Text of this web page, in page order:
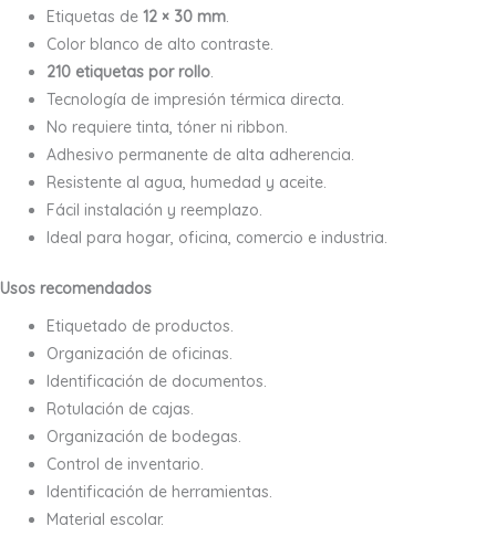
Etiquetas de 12 × 30 mm.
Color blanco de alto contraste.
210 etiquetas por rollo.
Tecnología de impresión térmica directa.
No requiere tinta, tóner ni ribbon.
Adhesivo permanente de alta adherencia.
Resistente al agua, humedad y aceite.
Fácil instalación y reemplazo.
Ideal para hogar, oficina, comercio e industria.
Usos recomendados
Etiquetado de productos.
Organización de oficinas.
Identificación de documentos.
Rotulación de cajas.
Organización de bodegas.
Control de inventario.
Identificación de herramientas.
Material escolar.